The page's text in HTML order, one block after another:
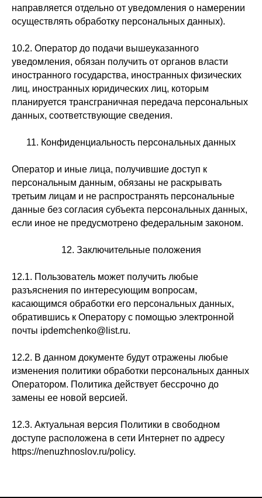
направляется отдельно от уведомления о намерении
осуществлять обработку персональных данных).
10.2. Оператор до подачи вышеуказанного
уведомления, обязан получить от органов власти
иностранного государства, иностранных физических
лиц, иностранных юридических лиц, которым
планируется трансграничная передача персональных
данных, соответствующие сведения.
11. Конфиденциальность персональных данных
Оператор и иные лица, получившие доступ к
персональным данным, обязаны не раскрывать
третьим лицам и не распространять персональные
данные без согласия субъекта персональных данных,
если иное не предусмотрено федеральным законом.
12. Заключительные положения
12.1. Пользователь может получить любые
разъяснения по интересующим вопросам,
касающимся обработки его персональных данных,
обратившись к Оператору с помощью электронной
почты ipdemchenko@list.ru.
12.2. В данном документе будут отражены любые
изменения политики обработки персональных данных
Оператором. Политика действует бессрочно до
замены ее новой версией.
12.3. Актуальная версия Политики в свободном
доступе расположена в сети Интернет по адресу
https://nenuzhnoslov.ru/policy.